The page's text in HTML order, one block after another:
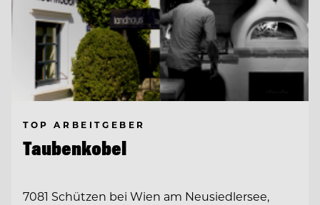
TOP ARBEITGEBER
Taubenkobel
7081 Schützen bei Wien am Neusiedlersee,